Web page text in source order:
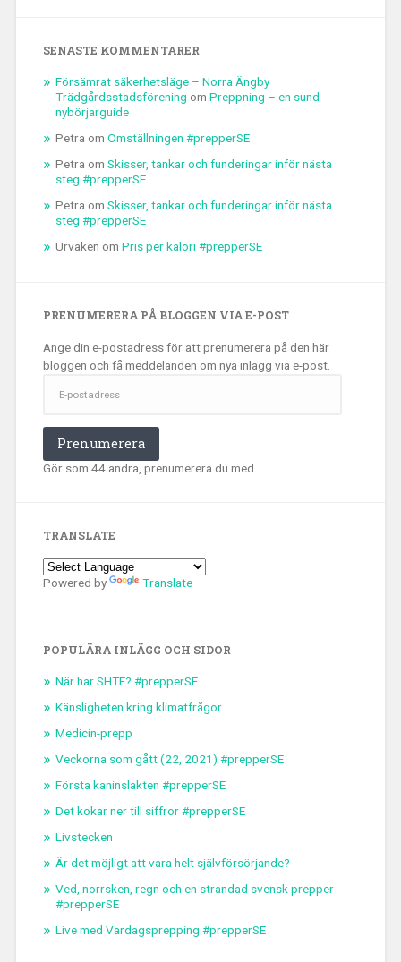
SENASTE KOMMENTARER
Försämrat säkerhetsläge – Norra Ängby
Trädgårdsstadsförening om Preppning – en sund
nybörjarguide
Petra om Omställningen #prepperSE
Petra om Skisser, tankar och funderingar inför nästa
steg #prepperSE
Petra om Skisser, tankar och funderingar inför nästa
steg #prepperSE
Urvaken om Pris per kalori #prepperSE
PRENUMERERA PÅ BLOGGEN VIA E-POST
Ange din e-postadress för att prenumerera på den här
bloggen och få meddelanden om nya inlägg via e-post.
postadress
Prenumerera
Gör som 44 andra, prenumerera du med.
TRANSLATE
Powered by Translate
POPULÄRA INLÄGG OCH SIDOR
När har SHTF? #prepperSE
Känsligheten kring klimatfrågor
Medicin-prepp
Veckorna som gått (22, 2021) #prepperSE
Första kaninslakten #prepperSE
Det kokar ner till siffror #prepperSE
Livstecken
Är det möjligt att vara helt självförsörjande?
Ved, norrsken, regn och en strandad svensk prepper
#prepperSE
Live med Vardagsprepping #prepperSE